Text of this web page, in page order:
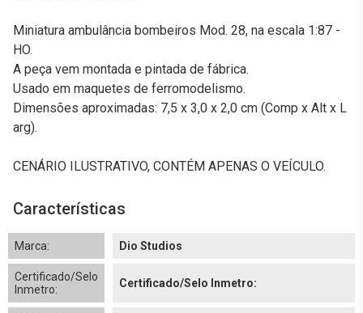
Miniatura ambulância bombeiros Mod. 28, na escala 1:87 -
HO.
A peça vem montada e pintada de fábrica.
Usado em maquetes de ferromodelismo.
Dimensões aproximadas: 7,5 x 3,0 x 2,0 cm (Comp x Alt x L
arg).
CENÁRIO ILUSTRATIVO, CONTÉM APENAS O VEÍCULO.
Características
Marca: Dio Studios
Certificado/Selo
Inmetro:
Certificado/Selo Inmetro: